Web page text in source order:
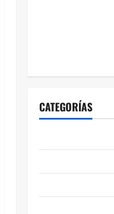
CATEGORÍAS